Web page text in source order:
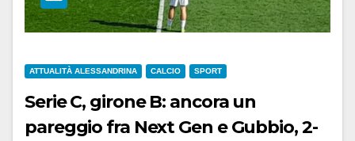
ATTUALITÀ ALESSANDRINA CALCIO SPORT
Serie C, girone B: ancora un
pareggio fra Next Gen e Gubbio, 2-